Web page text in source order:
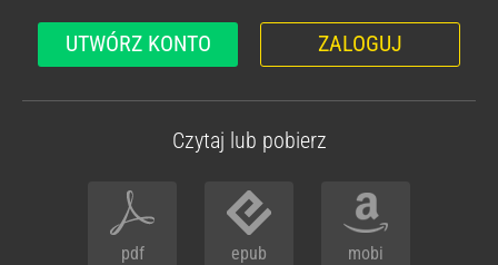
UTWÓRZ KONTO ZALOGUJ
Czytaj lub pobierz
pdf epub mobi